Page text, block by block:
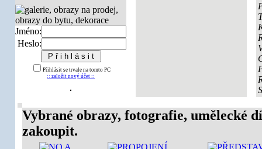
Jméno:
Heslo:
Přihlásit se trvale na tomto PC
:: založit nový účet ::
Vybrané obrazy, fotografie, umělecké
zakoupit.